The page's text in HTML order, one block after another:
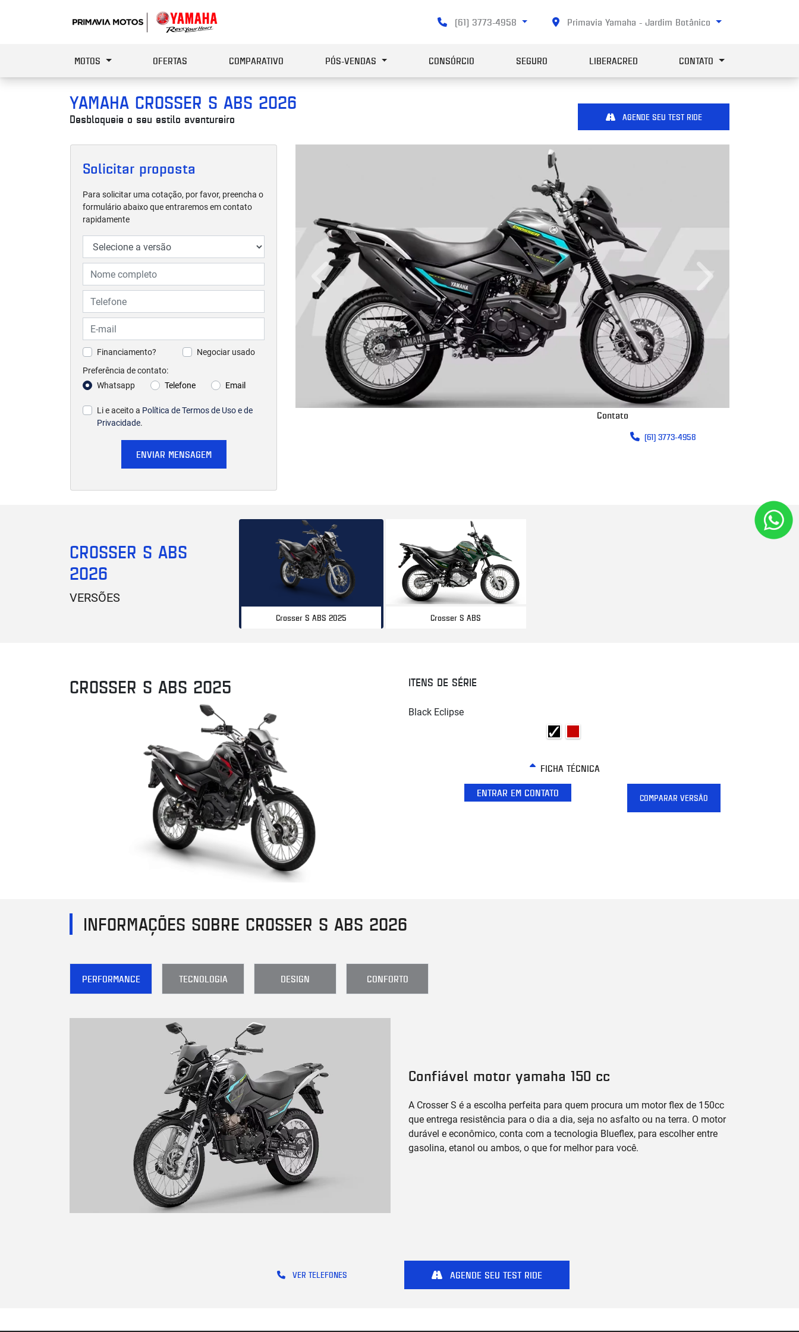
(61) 3773-4958 Primavia Yamaha - Jardim Botânico
MOTOS OFERTAS COMPARATIVO PÓS-VENDAS CONSÓRCIO SEGURO LIBERACRED CONTATO
YAMAHA CROSSER S ABS 2026
Desbloqueie o seu estilo aventureiro AGENDE SEU TEST RIDE
Solicitar proposta
Para solicitar uma cotação, por favor, preencha o
formulário abaixo que entraremos em contato
rapidamente
Financiamento?
Negociar usado
Preferência de contato:
Whatsapp
Telefone Email
Li e aceito a Política de Termos de Uso e de
Privacidade.
ENVIAR MENSAGEM
Anterior Próximo
Contato
(61) 3773-4958
CROSSER S ABS
2026
VERSÕES
Crosser S ABS 2025 Crosser S ABS
CROSSER S ABS 2025 ITENS DE SÉRIE
Black Eclipse
FICHA TÉCNICA
ENTRAR EM CONTATO
COMPARAR VERSÃO
INFORMAÇÕES SOBRE CROSSER S ABS 2026
PERFORMANCE TECNOLOGIA DESIGN CONFORTO
Confiável motor yamaha 150 cc
A Crosser S é a escolha perfeita para quem procura um motor flex de 150cc
que entrega resistência para o dia a dia, seja no asfalto ou na terra. O motor
durável e econômico, conta com a tecnologia Blueflex, para escolher entre
gasolina, etanol ou ambos, o que for melhor para você.
VER TELEFONES AGENDE SEU TEST RIDE